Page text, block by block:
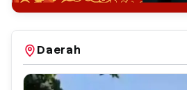
Daerah